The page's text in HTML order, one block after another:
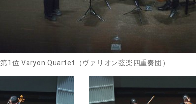
第1位 Varyon Quartet（ヴァリオン弦楽四重奏団）